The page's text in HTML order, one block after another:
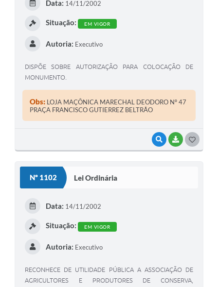
VISUALIZAR
BAIXAR
Data: 14/11/2002
Situação: EM VIGOR
Autoria: Executivo
DISPÕE SOBRE AUTORIZAÇÃO PARA COLOCAÇÃO DE
MONUMENTO.
Obs: LOJA MAÇÔNICA MARECHAL DEODORO Nº 47
PRAÇA FRANCISCO GUTIERREZ BELTRÃO
Nº 1102 Lei Ordinária
Data: 14/11/2002
Situação: EM VIGOR
Autoria: Executivo
RECONHECE DE UTILIDADE PÚBLICA A ASSOCIAÇÃO DE
AGRICULTORES E PRODUTORES DE CONSERVA,